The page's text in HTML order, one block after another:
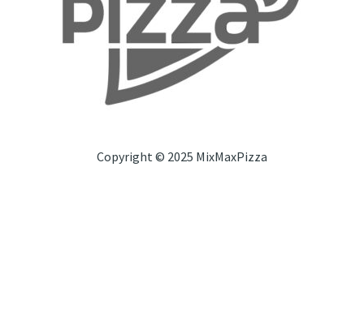
Copyright © 2025 MixMaxPizza